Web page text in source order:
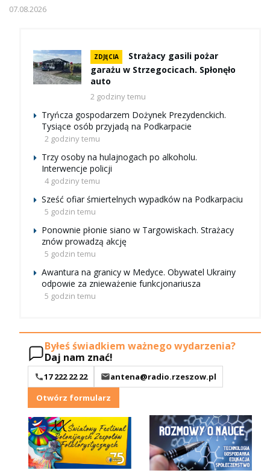
07.08.2026
ZDJĘCIA
Strażacy gasili pożar
garażu w Strzegocicach. Spłonęło
auto
2 godziny temu
Tryńcza gospodarzem Dożynek Prezydenckich.
Tysiące osób przyjadą na Podkarpacie
2 godziny temu
Trzy osoby na hulajnogach po alkoholu.
Interwencje policji
4 godziny temu
Sześć ofiar śmiertelnych wypadków na Podkarpaciu
5 godzin temu
Ponownie płonie siano w Targowiskach. Strażacy
znów prowadzą akcję
5 godzin temu
Awantura na granicy w Medyce. Obywatel Ukrainy
odpowie za znieważenie funkcjonariusza
5 godzin temu
Byłeś świadkiem ważnego wydarzenia?
Daj nam znać!
17 222 22 22
antena@radio.rzeszow.pl
Otwórz formularz